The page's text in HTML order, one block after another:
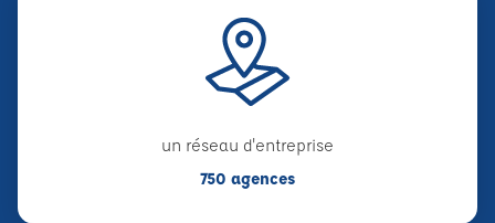
un réseau d'entreprise
750 agences